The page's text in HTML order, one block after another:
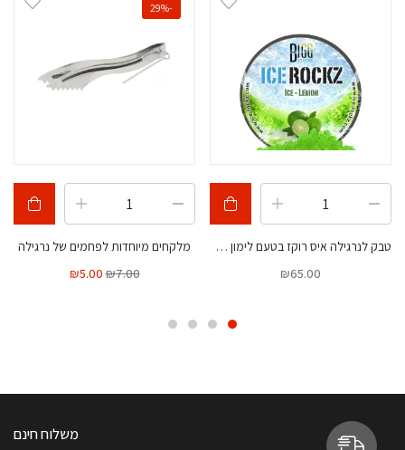
טבק לנרגילה איס רוקז בטעם לימון 120 גרם
₪65.00
-29%
מלקחים מיוחדות לפחמים של נרגילה
₪7.00
₪5.00
משלוח חינם